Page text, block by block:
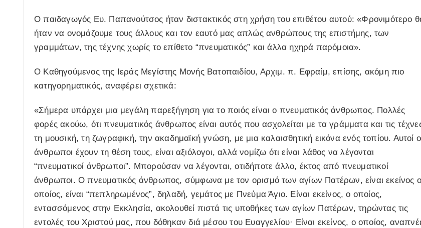
Ο παιδαγωγός Ευ. Παπανούτσος ήταν διστακτικός στη χρήση του επιθέτου αυτού: «Φρονιμότερο
ήταν να ονομάζουμε τους άλλους και τον εαυτό μας απλώς ανθρώπους της επιστήμης, των
γραμμάτων, της τέχνης χωρίς το επίθετο “πνευματικός” και άλλα ηχηρά παρόμοια».
Ο Καθηγούμενος της Ιεράς Μεγίστης Μονής Βατοπαιδίου, Αρχιμ. π. Εφραίμ, επίσης, ακόμη πιο
κατηγορηματικός, αναφέρει σχετικά:
«Σήμερα υπάρχει μια μεγάλη παρεξήγηση για το ποιός είναι ο πνευματικός άνθρωπος. Πολλές
φορές ακούω, ότι πνευματικός άνθρωπος είναι αυτός που ασχολείται με τα γράμματα και τις
τη μουσική, τη ζωγραφική, την ακαδημαϊκή γνώση, με μια καλαισθητική εικόνα ενός τοπίου. Αυτοί
άνθρωποι έχουν τη θέση τους, είναι αξιόλογοι, αλλά νομίζω ότι είναι λάθος να λέγονται
“πνευματικοί άνθρωποι”. Μπορούσαν να λέγονται, οτιδήποτε άλλο, έκτος από πνευματικοί
άνθρωποι. Ο πνευματικός άνθρωπος, σύμφωνα με τον ορισμό των αγίων Πατέρων, είναι εκείνος ο
οποίος, είναι “πεπληρωμένος”, δηλαδή, γεμάτος με Πνεύμα Άγιο. Είναι εκείνος, ο οποίος,
εντασσόμενος στην Εκκλησία, ακολουθεί πιστά τις υποθήκες των αγίων Πατέρων, τηρώντας τις
εντολές του Χριστού μας, που δόθηκαν διά μέσου του Ευαγγελίου· Είναι εκείνος, ο οποίος,